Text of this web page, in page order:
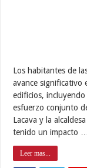
Los habitantes de
avance significativo
edificios, incluyendo
esfuerzo conjunto
Lacava y la
tenido un impacto …
Leer mas...